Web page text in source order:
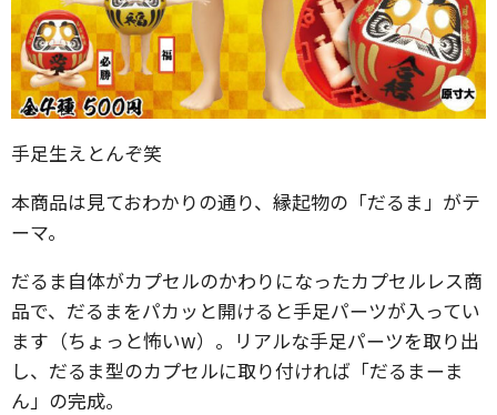
手足生えとんぞ笑
本商品は見ておわかりの通り、縁起物の「だるま」がテ
ーマ。
だるま自体がカプセルのかわりになったカプセルレス商
品で、だるまをパカッと開けると手足パーツが入ってい
ます（ちょっと怖いw）。リアルな手足パーツを取り出
し、だるま型のカプセルに取り付ければ「だるまーま
ん」の完成。